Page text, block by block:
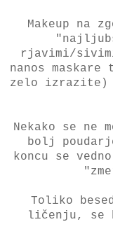
Makeup na
rjavimi/
nanos
zelo izrazite)
Nekako se ne
bolj
koncu se
Toliko
ličenju, se